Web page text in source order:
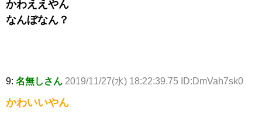
かわええやん
なんぼなん？
9: 名無しさん 2019/11/27(水) 18:22:39.75 ID:DmVah7sk0
かわいいやん